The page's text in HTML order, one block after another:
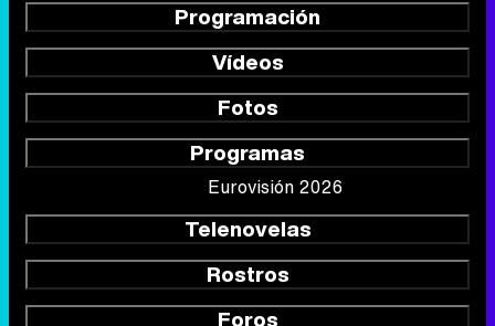
Programación
Vídeos
Fotos
Programas
Eurovisión 2026
Telenovelas
Rostros
Foros